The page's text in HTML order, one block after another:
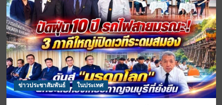
ข่าวประชาสัมพันธ์ ในประเทศ